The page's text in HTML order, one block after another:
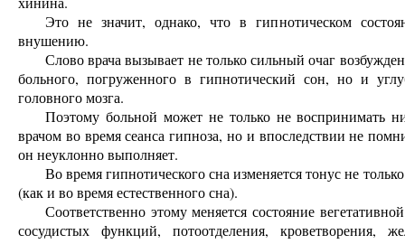
Это не значит, однако, что в гипнотическом
внушению.
Слово врача вызывает не только сильный очаг
больного, погруженного в гипнотический сон, но и
головного мозга.
Поэтому больной может не только не воспринимать
врачом во время сеанса гипноза, но и впоследствии не
он неуклонно выполняет.
Во время гипнотического сна изменяется тонус не
(как и во время естественного сна).
Соответственно этому меняется состояние
сосудистых функций, потоотделения,